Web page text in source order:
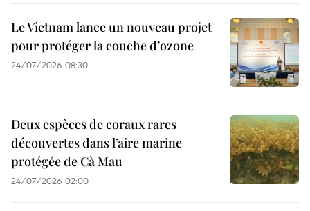
Le Vietnam lance un nouveau projet
pour protéger la couche d’ozone
24/07/2026 08:30
Deux espèces de coraux rares
découvertes dans l’aire marine
protégée de Cà Mau
24/07/2026 02:00